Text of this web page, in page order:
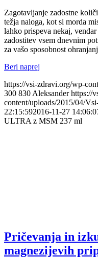
Zagotavljanje zadostne
težja naloga, kot si morda
lahko prispeva nekaj,
zadostitev vsem dnevnim
za vašo sposobnost
Beri naprej
https://vsi-zdravi.org/wp-
300 830 Aleksander https://
content/uploads/2015/04/
22:15:592016-11-27
ULTRA z MSM 237 ml
Pričevanja in
magnezijevih